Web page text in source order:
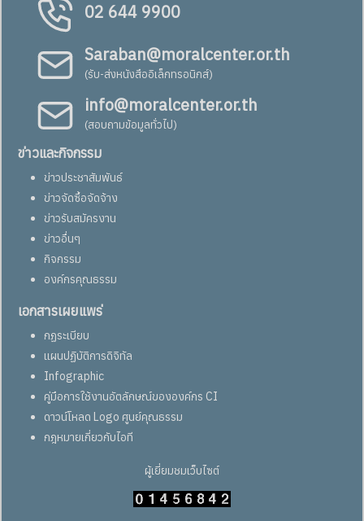
02 644 9900
Saraban@moralcenter.or.th
(รับ-ส่งหนังสืออิเล็กทรอนิกส์)
info@moralcenter.or.th
(สอบถามข้อมูลทั่วไป)
ข่าวและกิจกรรม
ข่าวประชาสัมพันธ์
ข่าวจัดซื้อจัดจ้าง
ข่าวรับสมัครงาน
ข่าวอื่นๆ
กิจกรรม
องค์กรคุณธรรม
เอกสารเผยแพร่
กฏระเบียบ
แผนปฏิบัติการดิจิทัล
Infographic
คู่มือการใช้งานอัตลักษณ์ขององค์กร CI
ดาวน์โหลด Logo ศูนย์คุณธรรม
กฎหมายเกี่ยวกับไอที
ผู้เยี่ยมชมเว็บไซต์